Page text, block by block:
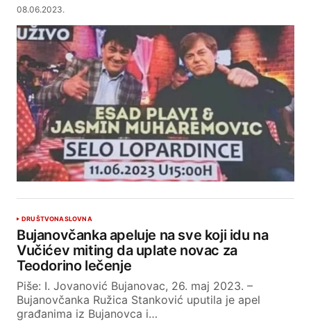
08.06.2023.
DRUŠTVONASLOVNA
Bujanovčanka apeluje na sve koji idu na
Vučićev miting da uplate novac za
Teodorino lečenje
Piše: I. Jovanović Bujanovac, 26. maj 2023. –
Bujanovčanka Ružica Stanković uputila je apel
građanima iz Bujanovca i…